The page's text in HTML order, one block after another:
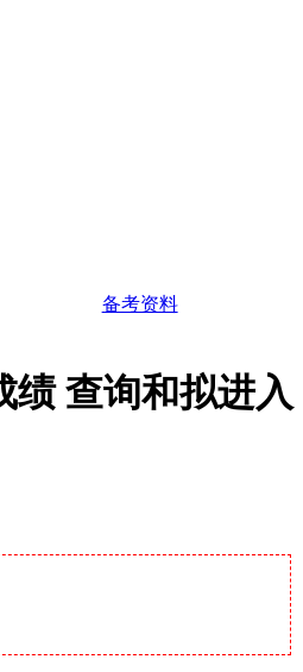
备考资料
绩 查询和拟进入